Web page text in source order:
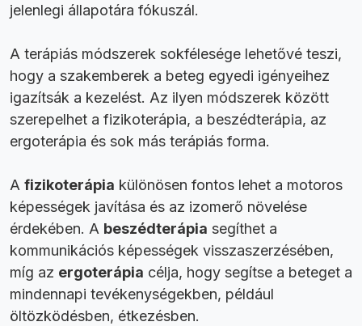
jelenlegi állapotára fókuszál.
A terápiás módszerek sokfélesége lehetővé teszi,
hogy a szakemberek a beteg egyedi igényeihez
igazítsák a kezelést. Az ilyen módszerek között
szerepelhet a fizikoterápia, a beszédterápia, az
ergoterápia és sok más terápiás forma.
A fizikoterápia különösen fontos lehet a motoros
képességek javítása és az izomerő növelése
érdekében. A beszédterápia segíthet a
kommunikációs képességek visszaszerzésében,
míg az ergoterápia célja, hogy segítse a beteget a
mindennapi tevékenységekben, például
öltözködésben, étkezésben.